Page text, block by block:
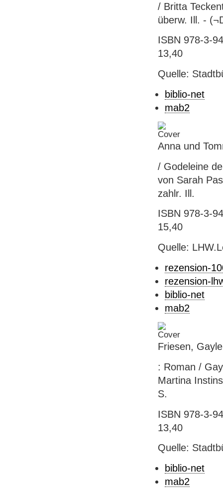
/ Britta
überw. Ill. -
ISBN 978-3-
13,40
Quelle:
biblio-net
mab2
Anna und
/ Godeleine
von Sarah
zahlr. Ill.
ISBN 978-3-
15,40
Quelle:
rezension-
rezension-
biblio-net
mab2
Friesen,
: Roman /
Martina
S.
ISBN 978-3-
13,40
Quelle:
biblio-net
mab2